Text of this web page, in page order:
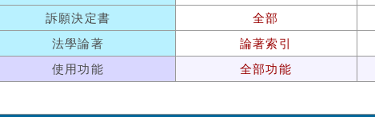
訴願決定書
全部
法學論著
論著索引
使用功能
全部功能